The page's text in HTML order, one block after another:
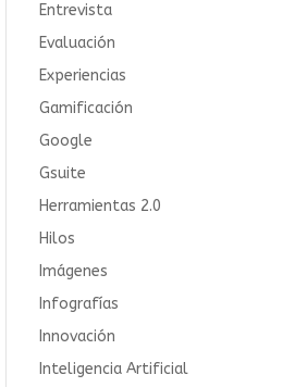
Entrevista
Evaluación
Experiencias
Gamificación
Google
Gsuite
Herramientas 2.0
Hilos
Imágenes
Infografías
Innovación
Inteligencia Artificial